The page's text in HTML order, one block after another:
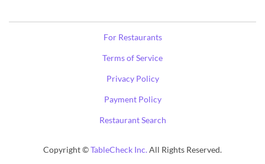
For Restaurants
Terms of Service
Privacy Policy
Payment Policy
Restaurant Search
Copyright ©TableCheck Inc.All Rights Reserved.